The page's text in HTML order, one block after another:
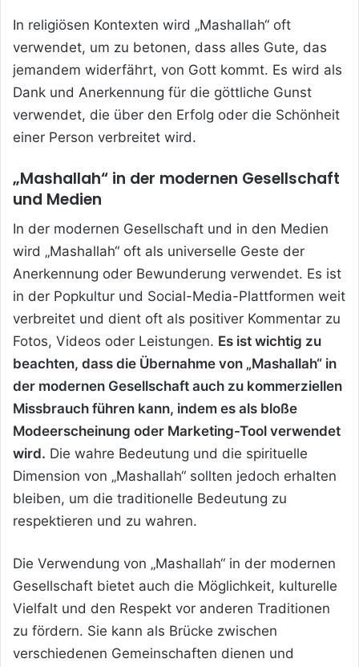
In religiösen Kontexten wird „Mashallah“ oft
verwendet, um zu betonen, dass alles Gute, das
jemandem widerfährt, von Gott kommt. Es wird als
Dank und Anerkennung für die göttliche Gunst
verwendet, die über den Erfolg oder die Schönheit
einer Person verbreitet wird.
„Mashallah“ in der modernen Gesellschaft
und Medien
In der modernen Gesellschaft und in den Medien
wird „Mashallah“ oft als universelle Geste der
Anerkennung oder Bewunderung verwendet. Es ist
in der Popkultur und Social-Media-Plattformen weit
verbreitet und dient oft als positiver Kommentar zu
Fotos, Videos oder Leistungen. Es ist wichtig zu
beachten, dass die Übernahme von „Mashallah“ in
der modernen Gesellschaft auch zu kommerziellen
Missbrauch führen kann, indem es als bloße
Modeerscheinung oder Marketing-Tool verwendet
wird. Die wahre Bedeutung und die spirituelle
Dimension von „Mashallah“ sollten jedoch erhalten
bleiben, um die traditionelle Bedeutung zu
respektieren und zu wahren.
Die Verwendung von „Mashallah“ in der modernen
Gesellschaft bietet auch die Möglichkeit, kulturelle
Vielfalt und den Respekt vor anderen Traditionen
zu fördern. Sie kann als Brücke zwischen
verschiedenen Gemeinschaften dienen und